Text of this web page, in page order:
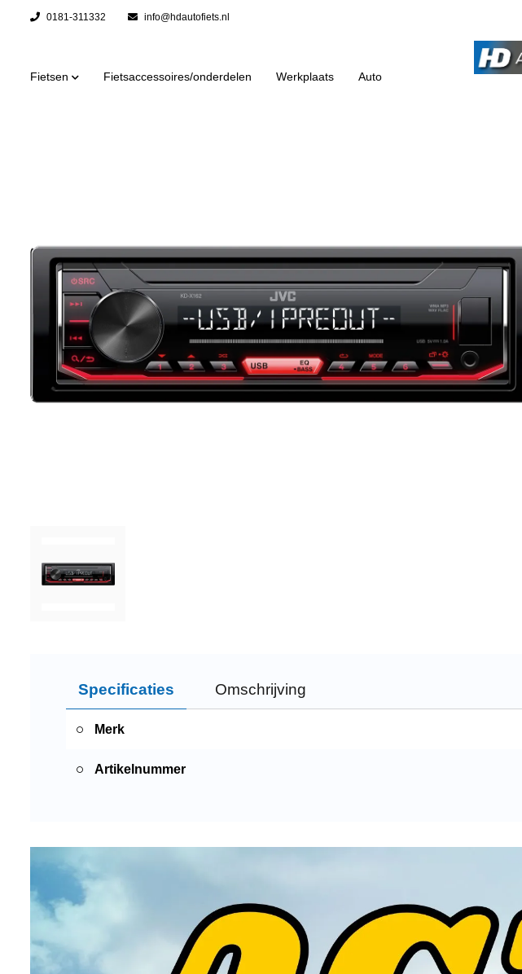
0181-311332 info@hdautofiets.nl
Fietsen Fietsaccessoires/onderdelen Werkplaats Auto
Specificaties Omschrijving
Merk
Artikelnummer